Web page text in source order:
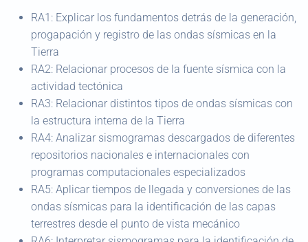
RA1: Explicar los fundamentos detrás de la generación,
progapación y registro de las ondas sísmicas en la
Tierra
RA2: Relacionar procesos de la fuente sísmica con la
actividad tectónica
RA3: Relacionar distintos tipos de ondas sísmicas con
la estructura interna de la Tierra
RA4: Analizar sismogramas descargados de diferentes
repositorios nacionales e internacionales con
programas computacionales especializados
RA5: Aplicar tiempos de llegada y conversiones de las
ondas sísmicas para la identificación de las capas
terrestres desde el punto de vista mecánico